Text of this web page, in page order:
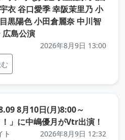
衣 谷口愛季 幸阪茉里乃 小
黒陽色 小田倉麗奈 中川智
広島公演（元記事を新しいタブ
2026年8月9日 13:00
8月10日(月)8:00～
」に中嶋優月がVtr出演！
ト
2026年8月9日 12:32